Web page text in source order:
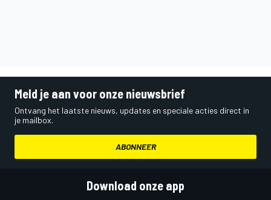
Meld je aan voor onze nieuwsbrief
Ontvang het laatste nieuws, updates en speciale acties direct in
je mailbox.
ABONNEER
Download onze app